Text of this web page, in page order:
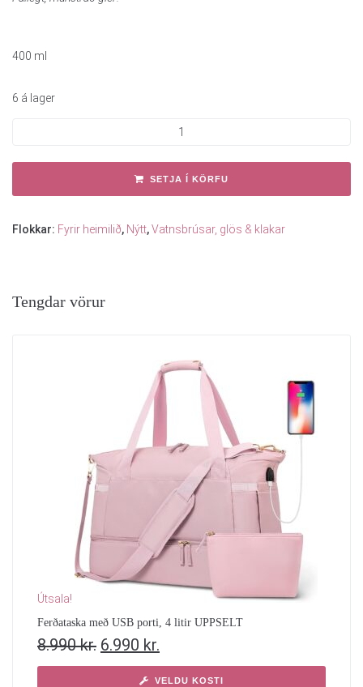
400 ml
6 á lager
SETJA Í KÖRFU
Flokkar: Fyrir heimilið, Nýtt,Vatnsbrúsar, glös & klakar
Tengdar vörur
Útsala!
Ferðataska með USB porti, 4 litir UPPSELT
8.990kr. 6.990 kr.
VELDU KOSTI